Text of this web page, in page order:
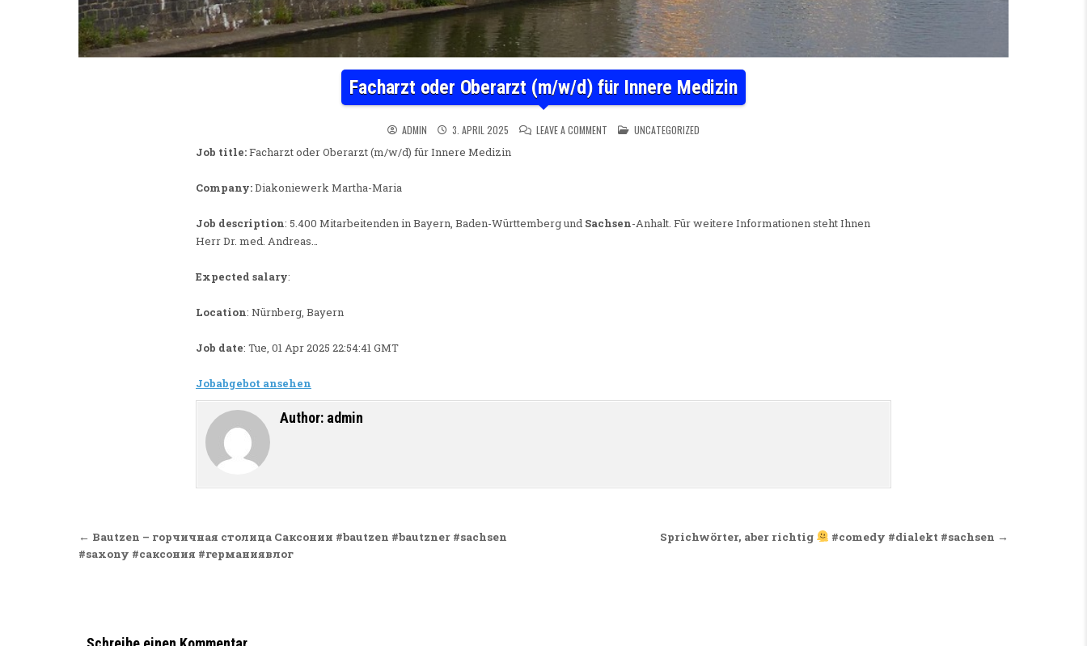
Facharzt oder Oberarzt (m/w/d) für Innere Medizin
ADMIN 3. APRIL 2025 LEAVE A COMMENT ON FACHARZT ODER OBERARZT (M/W/D) FÜR INNERE MEDIZIN
POSTED IN
UNCATEGORIZED
Job title:Facharzt oder Oberarzt (m/w/d) für Innere Medizin
Company:Diakoniewerk Martha-Maria
Job description: 5.400 Mitarbeitenden in Bayern, Baden-Württemberg und Sachsen-Anhalt. Für weitere Informationen steht Ihnen
Herr Dr. med. Andreas…
Expected salary:
Location: Nürnberg, Bayern
Job date: Tue, 01 Apr 2025 22:54:41 GMT
Jobabgebot ansehen
Author: admin
Beitragsnavigation Sprichwörter, aber richtig #comedy #dialekt #sachsen →
← Bautzen – горчичная столица Саксонии #bautzen #bautzner #sachsen
#saxony #саксония #германиявлог